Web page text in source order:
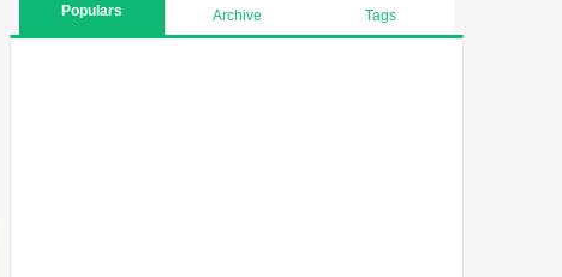
Populars Archive Tags